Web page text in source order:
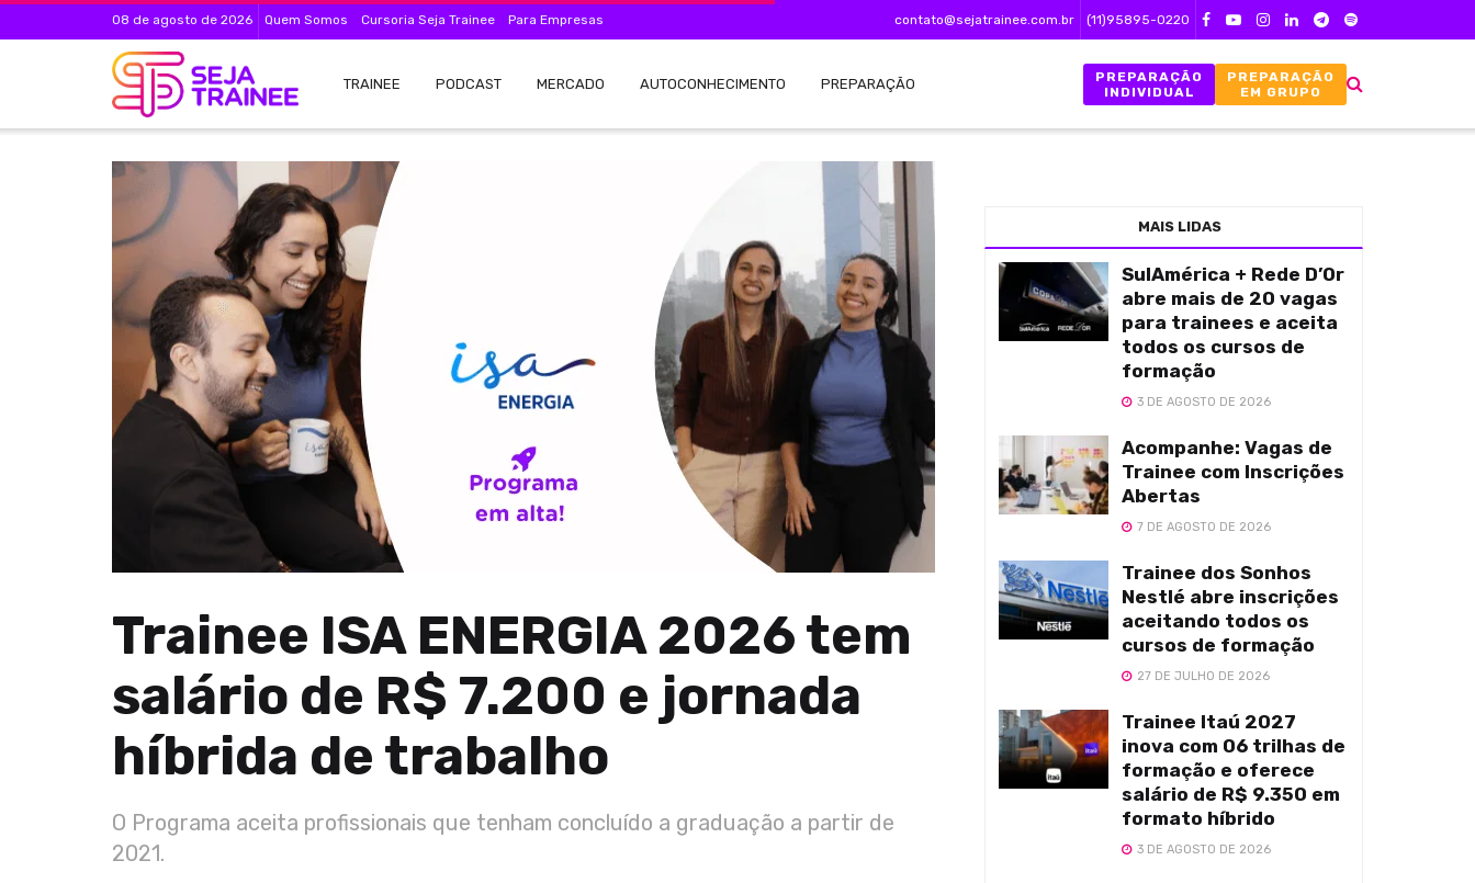
08 de agosto de 2026 Quem Somos Cursoria Seja Trainee Para Empresas contato@sejatrainee.com.br (11)95895-0220
TRAINEE PODCAST MERCADO AUTOCONHECIMENTO PREPARAÇÃO
PREPARAÇÃO
INDIVIDUAL
PREPARAÇÃO
EM GRUPO
Trainee ISA ENERGIA 2026 tem
salário de R$ 7.200 e jornada
híbrida de trabalho
O Programa aceita profissionais que tenham concluído a graduação a partir de
2021.
MAIS LIDAS
SulAmérica + Rede D’Or
abre mais de 20 vagas
para trainees e aceita
todos os cursos de
formação
3 DE AGOSTO DE 2026
Acompanhe: Vagas de
Trainee com Inscrições
Abertas
7 DE AGOSTO DE 2026
Trainee dos Sonhos
Nestlé abre inscrições
aceitando todos os
cursos de formação
27 DE JULHO DE 2026
Trainee Itaú 2027
inova com 06 trilhas de
formação e oferece
salário de R$ 9.350 em
formato híbrido
3 DE AGOSTO DE 2026